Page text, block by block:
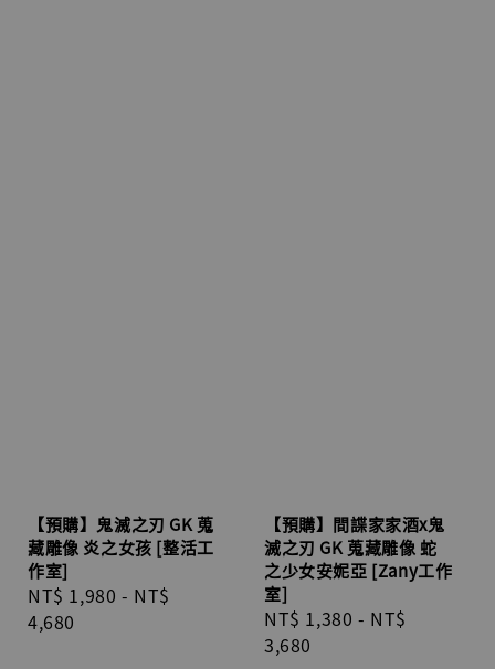
【預購】鬼滅之刃 GK 蒐
藏雕像 炎之女孩 [整活工
作室]
Regular
price
NT$ 1,980 - NT$
4,680
【預購】間諜家家酒x鬼
滅之刃 GK 蒐藏雕像 蛇
之少女安妮亞 [Zany工作
室]
Regular
price
NT$ 1,380 - NT$
3,680